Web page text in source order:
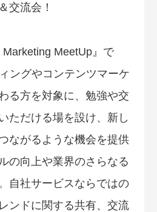
交流会！
Marketing MeetUp』で
ングやコンテンツマーケ
る方を対象に、勉強や交
ただける場を設け、新し
ながるような機会を提供
の向上や業界のさらなる
自社サービスならではの
ンドに関する共有、交流